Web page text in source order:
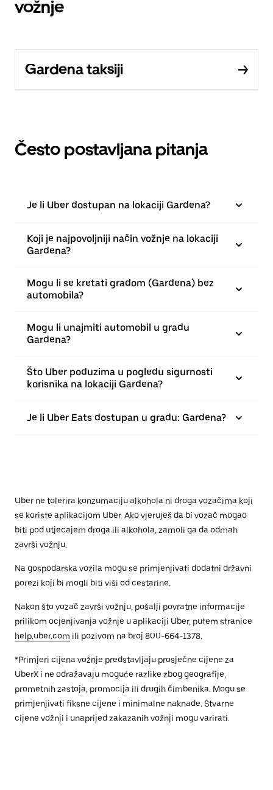
vožnje
Gardena taksiji
Često postavljana pitanja
Je li Uber dostupan na lokaciji Gardena?
Koji je najpovoljniji način vožnje na lokaciji
Gardena?
Mogu li se kretati gradom (Gardena) bez
automobila?
Mogu li unajmiti automobil u gradu
Gardena?
Što Uber poduzima u pogledu sigurnosti
korisnika na lokaciji Gardena?
Je li Uber Eats dostupan u gradu: Gardena?
Uber ne tolerira konzumaciju alkohola ni droga vozačima koji
se koriste aplikacijom Uber. Ako vjeruješ da bi vozač mogao
biti pod utjecajem droga ili alkohola, zamoli ga da odmah
završi vožnju.
Na gospodarska vozila mogu se primjenjivati dodatni državni
porezi koji bi mogli biti viši od cestarine.
Nakon što vozač završi vožnju, pošalji povratne informacije
prilikom ocjenjivanja vožnje u aplikaciji Uber, putem stranice
help.uber.com ili pozivom na broj 800-664-1378.
*Primjeri cijena vožnje predstavljaju prosječne cijene za
UberX i ne odražavaju moguće razlike zbog geografije,
prometnih zastoja, promocija ili drugih čimbenika. Mogu se
primjenjivati fiksne cijene i minimalne naknade. Stvarne
cijene vožnji i unaprijed zakazanih vožnji mogu varirati.